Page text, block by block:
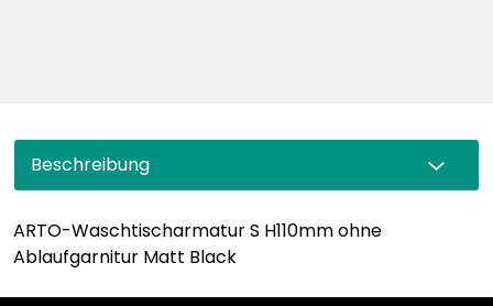
Beschreibung
ARTO-Waschtischarmatur S H110mm ohne
Ablaufgarnitur Matt Black